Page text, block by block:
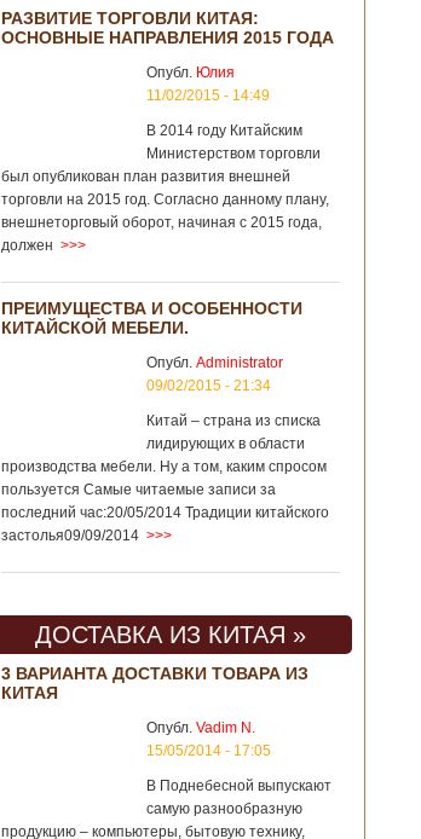
РАЗВИТИЕ ТОРГОВЛИ КИТАЯ:
ОСНОВНЫЕ НАПРАВЛЕНИЯ 2015 ГОДА
Опубл. Юлия
11/02/2015 - 14:49
В 2014 году Китайским
Министерством торговли
был опубликован план развития внешней
торговли на 2015 год. Согласно данному плану,
внешнеторговый оборот, начиная с 2015 года,
должен >>>
ПРЕИМУЩЕСТВА И ОСОБЕННОСТИ
КИТАЙСКОЙ МЕБЕЛИ.
Опубл. Administrator
09/02/2015 - 21:34
Китай – страна из списка
лидирующих в области
производства мебели. Ну а том, каким спросом
пользуется Самые читаемые записи за
последний час:20/05/2014 Традиции китайского
застолья09/09/2014 >>>
ДОСТАВКА ИЗ КИТАЯ »
3 ВАРИАНТА ДОСТАВКИ ТОВАРА ИЗ
КИТАЯ
Опубл. Vadim N.
15/05/2014 - 17:05
В Поднебесной выпускают
самую разнообразную
продукцию – компьютеры, бытовую технику,